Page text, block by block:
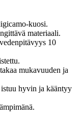
kuosi.
materiaali.
10
mukavuuden ja
hyvin ja kääntyy